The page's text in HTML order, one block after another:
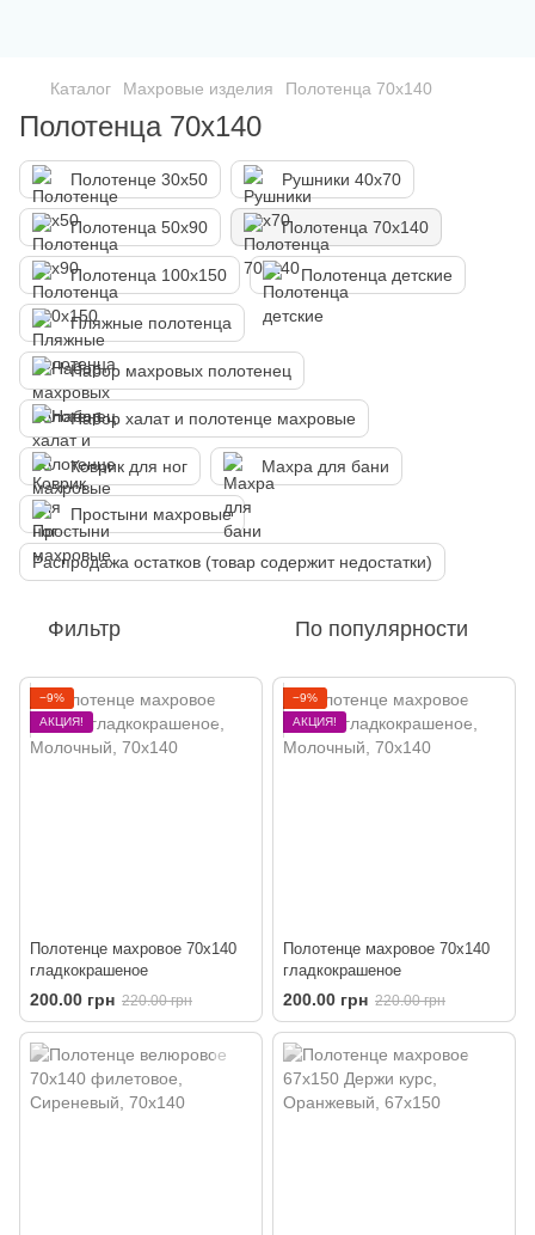
Каталог Махровые изделия Полотенца 70х140
Полотенца 70х140
Полотенце 30х50 Рушники 40х70
Полотенца 50х90 Полотенца 70х140
Полотенца 100х150 Полотенца детские
Пляжные полотенца
Набор махровых полотенец
Набор халат и полотенце махровые
Коврик для ног Махра для бани
Простыни махровые
Распродажа остатков (товар содержит недостатки)
Фильтр По популярности
−9%
АКЦИЯ!
Полотенце махровое 70х140
гладкокрашеное
200.00 грн 220.00 грн
−9%
АКЦИЯ!
Полотенце махровое 70х140
гладкокрашеное
200.00 грн 220.00 грн